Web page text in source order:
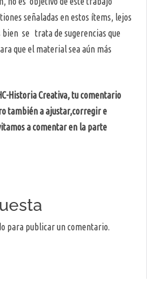
señaladas en estos ítems, lejos
bien se trata de sugerencias que
que el material sea aún más
Historia Creativa, tu comentario
también a ajustar,corregir e
a comentar en la parte
para publicar un comentario.